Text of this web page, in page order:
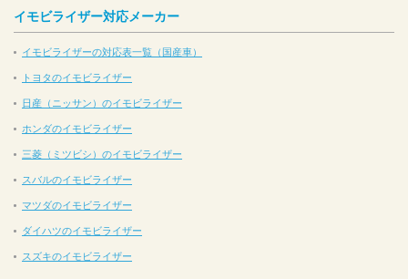
イモビライザー対応メーカー
イモビライザーの対応表一覧（国産車）
トヨタのイモビライザー
日産（ニッサン）のイモビライザー
ホンダのイモビライザー
三菱（ミツビシ）のイモビライザー
スバルのイモビライザー
マツダのイモビライザー
ダイハツのイモビライザー
スズキのイモビライザー